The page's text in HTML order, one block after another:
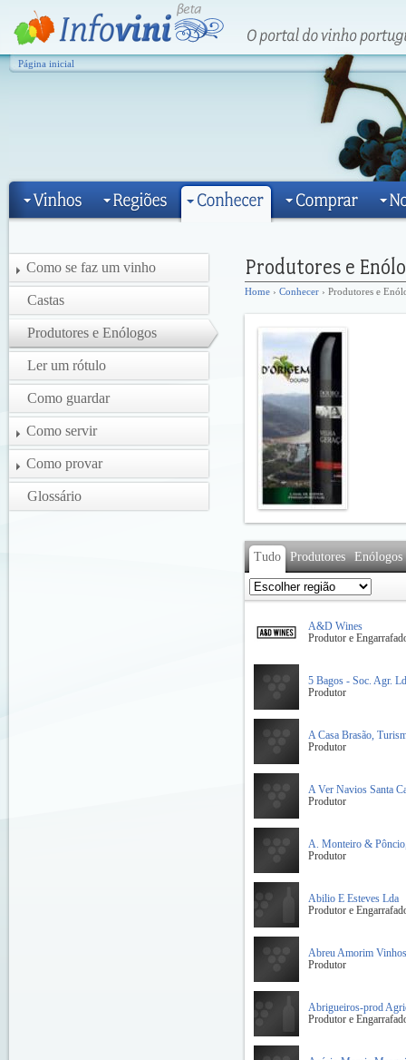
Página inicial
Como se faz um vinho
Castas
Produtores e Enólogos
Ler um rótulo
Como guardar
Como servir
Como provar
Glossário
Home › Conhecer › Produtores e
Tudo Produtores Enólogos
A&D Wines
Produtor e
5 Bagos - Soc. Agr.
Produtor
A Casa Brasão,
Produtor
A Ver Navios Santa
Produtor
A. Monteiro &
Produtor
Abilio E Esteves Lda
Produtor e
Abreu Amorim
Produtor
Abrigueiros-prod
Produtor e